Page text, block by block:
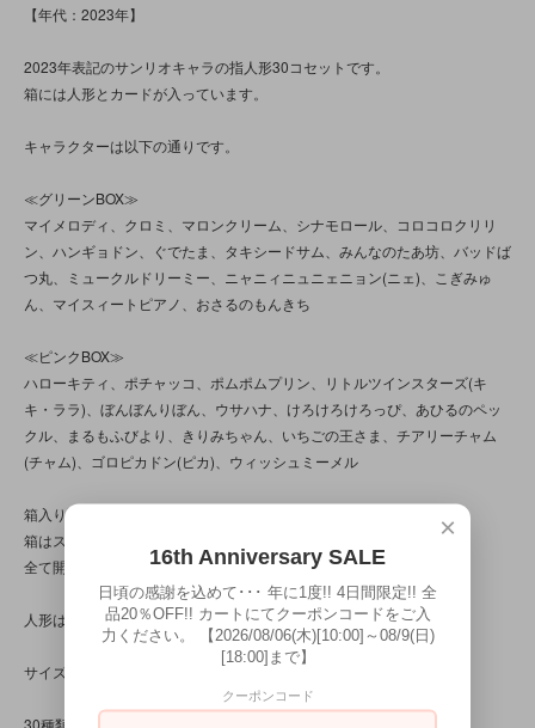
【年代：2023年】
2023年表記のサンリオキャラの指人形30コセットです。
箱には人形とカードが入っています。
キャラクターは以下の通りです。
≪グリーンBOX≫
マイメロディ、クロミ、マロンクリーム、シナモロール、コロコロクリリ
ン、ハンギョドン、ぐでたま、タキシードサム、みんなのたあ坊、バッドば
つ丸、ミュークルドリーミー、ニャニィニュニェニョン(ニェ)、こぎみゅ
ん、マイスィートピアノ、おさるのもんきち
≪ピンクBOX≫
ハローキティ、ポチャッコ、ポムポムプリン、リトルツインスターズ(キ
キ・ララ)、ぼんぼんりぼん、ウサハナ、けろけろけろっぴ、あひるのペッ
クル、まるもふびより、きりみちゃん、いちごの王さま、チアリーチャム
(チャム)、ゴロピカドン(ピカ)、ウィッシュミーメル
箱入り開封品です。
箱はスレやキズ、凹み、汚れなどのダメージがございます。
全て開封されていますが、使用感は無く状態は比較的良好です。
人形は元々の塗装ムラが見られます。
サイズのご確認をお忘れなくお願いいたします。
30種類のサンリオキャラクターが揃った豪華なセットです。
×
16th Anniversary SALE
日頃の感謝を込めて･･･ 年に1度!! 4日間限定!! 全
品20％OFF!! カートにてクーポンコードをご入
力ください。 【2026/08/06(木)[10:00]～08/9(日)
[18:00]まで】
クーポンコード